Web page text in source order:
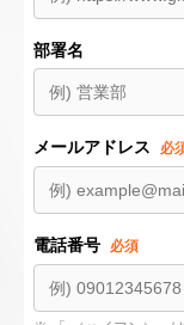
部署名
メールアドレス 必
電話番号 必須
お問い合わせ項目
取材・その他